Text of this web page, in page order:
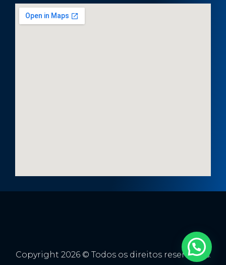
Copyright 2026 © Todos os direitos reservados.